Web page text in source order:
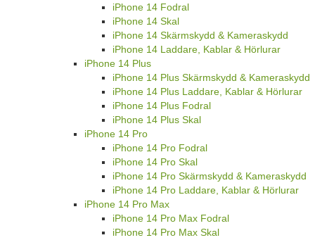
iPhone 14 Fodral
iPhone 14 Skal
iPhone 14 Skärmskydd & Kameraskydd
iPhone 14 Laddare, Kablar & Hörlurar
iPhone 14 Plus
iPhone 14 Plus Skärmskydd & Kameraskydd
iPhone 14 Plus Laddare, Kablar & Hörlurar
iPhone 14 Plus Fodral
iPhone 14 Plus Skal
iPhone 14 Pro
iPhone 14 Pro Fodral
iPhone 14 Pro Skal
iPhone 14 Pro Skärmskydd & Kameraskydd
iPhone 14 Pro Laddare, Kablar & Hörlurar
iPhone 14 Pro Max
iPhone 14 Pro Max Fodral
iPhone 14 Pro Max Skal